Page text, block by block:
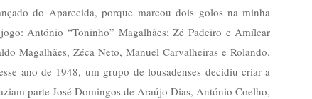
do Aparecida, porque marcou dois golos na minha
António “Toninho” Magalhães; Zé Padeiro e Amílcar
Magalhães, Zéca Neto, Manuel Carvalheiras e Rolando.
ano de 1948, um grupo de lousadenses decidiu criar a
parte José Domingos de Araújo Dias, António Coelho,